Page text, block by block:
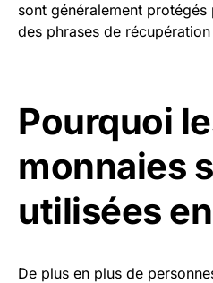
sont généralement
des phrases de
Pourquoi
monnaies
utilisées
De plus en plus de